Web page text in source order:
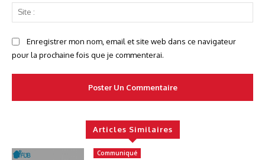
:
Enregistrer mon nom, email et site web dans ce navigateur
pour la prochaine fois que je commenterai.
Articles Similaires
Communiqué